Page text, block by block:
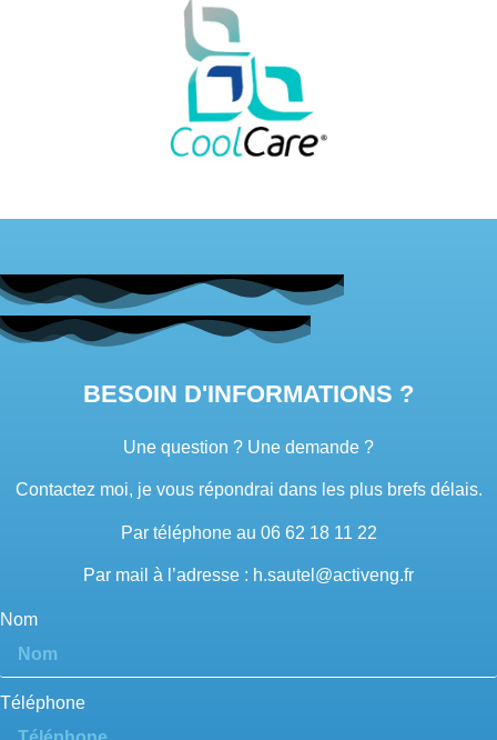
BESOIN D'INFORMATIONS ?
Une question ? Une demande ?
Contactez moi, je vous répondrai dans les plus brefs délais.
Par téléphone au 06 62 18 11 22
Par mail à l’adresse : h.sautel@activeng.fr
Nom
Téléphone